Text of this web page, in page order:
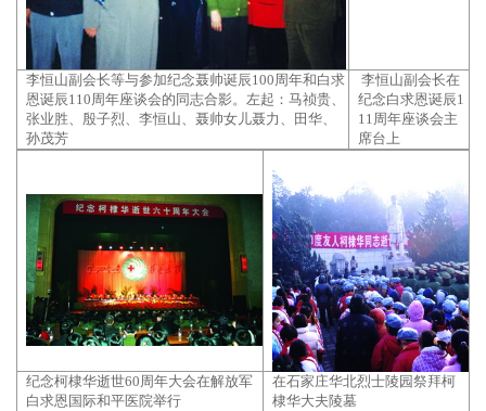
李恒山副会长等与参加纪念聂帅诞辰100周年和白求
恩诞辰110周年座谈会的同志合影。左起：马祯贵、
张业胜、殷子烈、李恒山、聂帅女儿聂力、田华、
孙茂芳
李恒山副会长在
纪念白求恩诞辰1
11周年座谈会主
席台上
纪念柯棣华逝世60周年大会在解放军
白求恩国际和平医院举行
在石家庄华北烈士陵园祭拜柯
棣华大夫陵墓